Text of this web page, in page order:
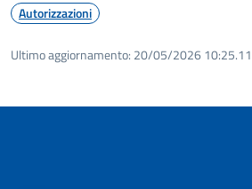
Autorizzazioni
Ultimo aggiornamento: 20/05/2026 10:25.11